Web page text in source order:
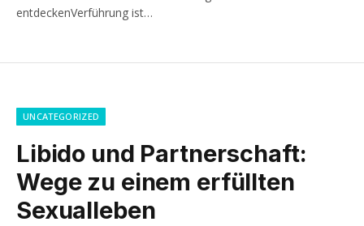
entdeckenVerführung ist…
UNCATEGORIZED
Libido und Partnerschaft:
Wege zu einem erfüllten
Sexualleben